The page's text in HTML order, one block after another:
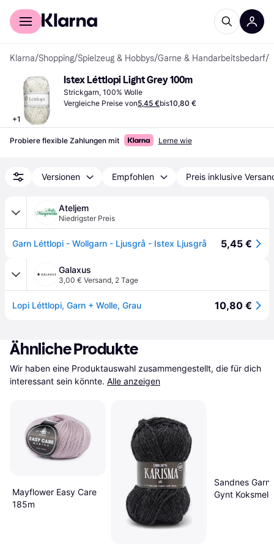
Für Shopper
Klarna/Shopping/Spielzeug & Hobbys/Garne & Handarbeitsbedarf/
+1
Istex Léttlopi Light Grey 100m
Strickgarn, 100% Wolle
Vergleiche Preise von5,45 €bis10,80 €
Probiere flexible Zahlungen mit Lerne wie
Versionen Empfohlen Preis inklusive
Ateljem
Niedrigster Preis
Garn Léttlopi - Wollgarn - Ljusgrå - Istex Ljusgrå 5,45 €
Galaxus
3,00 € Versand, 2 Tage
Lopi Léttlopi, Garn + Wolle, Grau 10,80 €
Ähnliche Produkte
Wir haben eine Produktauswahl zusammengestellt, die für dich
interessant sein könnte. Alle anzeigen
Mayflower Easy Care
185m
Sandnes Garn
Gynt